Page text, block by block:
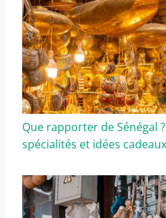
Que rapporter de Sénégal
spécialités et idées cadeaux